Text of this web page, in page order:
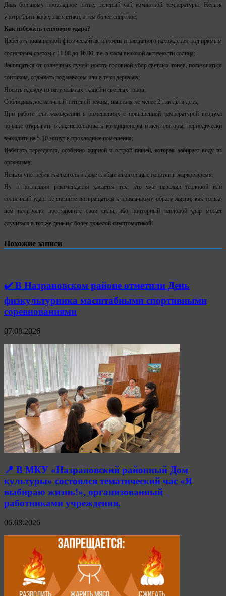
Дать больному прохладное питье, зеленый чай комнатной температуры. Нельзя
употреблять кофе, энергетики, а тем более спиртное;
Как избежать теплового удара?
Избегать повышенной физической активности и пассивного нахождения под прямым
солнечным светом с 11.00 до 16.00, т.е. в часы высокой активности солнца;
Защищаться от солнечных лучей: носить головной убор светлых тонов, пользоваться
зонтиком, отдыхать под навесом или в тени деревьев;
Носить одежду из натуральных тканей и светлых тонов;
Соблюдать достаточный питьевой режим, выпивая не менее 2 л воды в день;
При работе или нахождении в помещениях с повышенной температурой воздуха
почаще открывать окна, использовать кондиционеры и вентиляторы, периодически
выходить на 5-10 минут в прохладные помещения;
Избегать переедания, особенно жирной и острой пищей, которая забирает воду из
организма;
Нельзя употреблять алкоголь и даже слабые алкогольные напитки в жаркое время.
Ну и последняя рекомендация касается тех, кто уже пережил тепловой или
солнечный удар: не спешите возвращаться к привычному образу жизни, как только
вам полегчало, восстановите свои силы, ибо повторный тепловой удар может
случиться в тот же день и с более тяжелой симптоматикой!
Похожие записи
✔️ В Назрановском районе отметили День
физкультурника масштабными спортивными
соревнованиями
07.08.2026
📍 В МКУ «Назрановский районный Дом
культуры» состоялся тематический час «Я
выбираю жизнь!», организованный
работниками учреждения.
06.08.2026